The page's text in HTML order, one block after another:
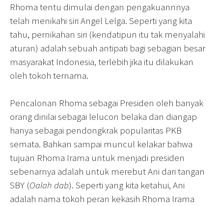
Rhoma tentu dimulai dengan pengakuannnya
telah menikahi siri Angel Lelga. Seperti yang kita
tahu, pernikahan siri (kendatipun itu tak menyalahi
aturan) adalah sebuah antipati bagi sebagian besar
masyarakat Indonesia, terlebih jika itu dilakukan
oleh tokoh ternama.
Pencalonan Rhoma sebagai Presiden oleh banyak
orang dinilai sebagai lelucon belaka dan diangap
hanya sebagai pendongkrak popularitas PKB
semata. Bahkan sampai muncul kelakar bahwa
tujuan Rhoma Irama untuk menjadi presiden
sebenarnya adalah untuk merebut Ani dari tangan
SBY (Oalah dab). Seperti yang kita ketahui, Ani
adalah nama tokoh peran kekasih Rhoma Irama